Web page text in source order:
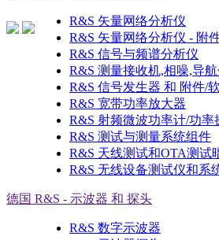
R&S 矢量网络分析仪
R&S 矢量网络分析仪 - 附
R&S 信号与频谱分析仪
R&S 测量接收机,相噪,导
R&S 信号发生器 和 附件/
R&S 宽带功率放大器
R&S 射频微波功率计/功率
R&S 测试与测量系统组件
R&S 天线测试和OTA测试
R&S 无线设备测试仪和系
德国 R&S - 示波器 和 探头
R&S 数字示波器